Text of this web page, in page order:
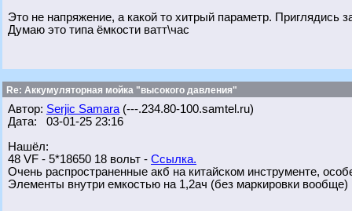
Это не напряжение, а какой то хитрый параметр. Приглядись
Думаю это типа ёмкости ватт\час
Re: Аккумуляторная мойка "высокого давления"
Автор: Serjic Samara (---.234.80-100.samtel.ru)
Дата: 03-01-25 23:16
Нашёл:
48 VF - 5*18650 18 вольт - Ссылка.
Очень распространенные акб на китайском инструменте,
Элементы внутри емкостью на 1,2ач (без маркировки